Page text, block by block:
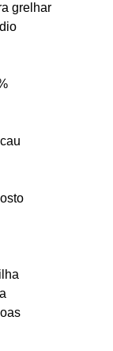
grelhar